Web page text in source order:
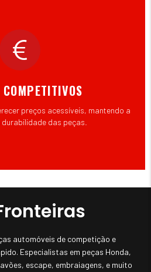
preços acessíveis, mantendo a
das peças.
automóveis de competição e
Especialistas em peças Honda,
escape, embraiagens, e muito